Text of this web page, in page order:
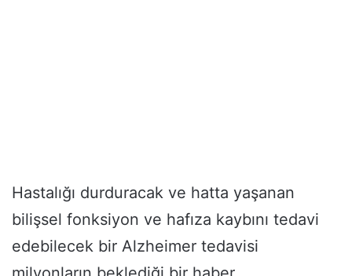
Hastalığı durduracak ve hatta yaşanan
bilişsel fonksiyon ve hafıza kaybını tedavi
edebilecek bir Alzheimer tedavisi